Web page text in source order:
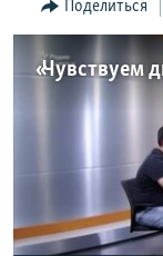
поискуЎЗБЕКЧА
ТОҶИКӢ
TÜRKMENÇE
Все сайты
Поделиться
No